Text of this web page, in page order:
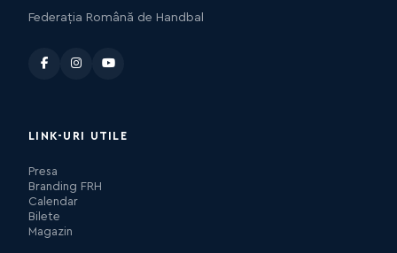
Federația Română de Handbal
LINK-URI UTILE
Presa
Branding FRH
Calendar
Bilete
Magazin